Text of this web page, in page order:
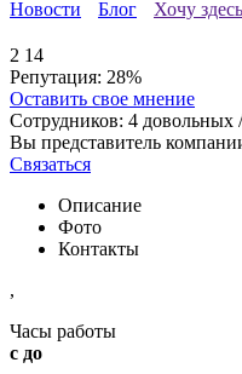
Новости Блог Хочу
2 14
Репутация: 28%
Оставить свое мнение
Сотрудников: 4 довольных
Вы представитель
Связаться
Описание
Фото
Контакты
,
Часы работы
с до